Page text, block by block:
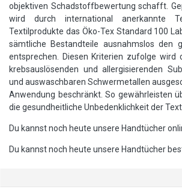
objektiven Schadstoffbewertung schafft.
wird durch international anerkannte
Textilprodukte das Öko-Tex Standard 100
sämtliche Bestandteile ausnahmslos den
entsprechen. Diesen Kriterien zufolge wird
krebsauslösenden und allergisierenden
und auswaschbaren Schwermetallen
Anwendung beschränkt. So gewährleisten
die gesundheitliche Unbedenklichkeit der
Du kannst noch heute unsere Handtücher
Du kannst noch heute unsere Handtücher